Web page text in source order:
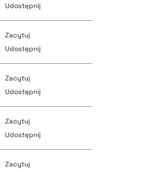
pobierz cytat
pobierz cytat
pobierz cytat
pobierz cytat
Udostępnij
pobierz cytat
pobierz cytat
Zacytuj
Udostępnij
pobierz cytat
Zacytuj
Udostępnij
pobierz cytat
Zacytuj
Udostępnij
Zacytuj